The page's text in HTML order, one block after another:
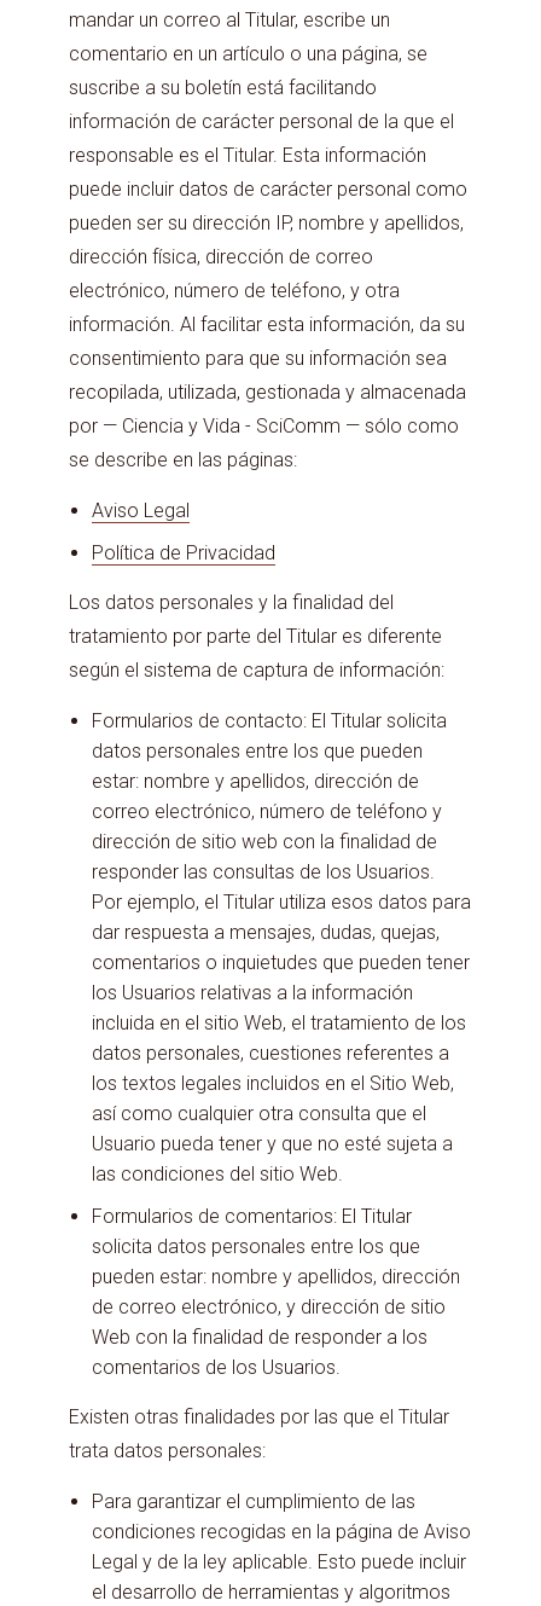
mandar un correo al Titular, escribe un
comentario en un artículo o una página, se
suscribe a su boletín está facilitando
información de carácter personal de la que el
responsable es el Titular. Esta información
puede incluir datos de carácter personal como
pueden ser su dirección IP, nombre y apellidos,
dirección física, dirección de correo
electrónico, número de teléfono, y otra
información. Al facilitar esta información, da su
consentimiento para que su información sea
recopilada, utilizada, gestionada y almacenada
por — Ciencia y Vida - SciComm — sólo como
se describe en las páginas:
Aviso Legal
Política de Privacidad
Los datos personales y la finalidad del
tratamiento por parte del Titular es diferente
según el sistema de captura de información:
Formularios de contacto: El Titular solicita
datos personales entre los que pueden
estar: nombre y apellidos, dirección de
correo electrónico, número de teléfono y
dirección de sitio web con la finalidad de
responder las consultas de los Usuarios.
Por ejemplo, el Titular utiliza esos datos para
dar respuesta a mensajes, dudas, quejas,
comentarios o inquietudes que pueden tener
los Usuarios relativas a la información
incluida en el sitio Web, el tratamiento de los
datos personales, cuestiones referentes a
los textos legales incluidos en el Sitio Web,
así como cualquier otra consulta que el
Usuario pueda tener y que no esté sujeta a
las condiciones del sitio Web.
Formularios de comentarios: El Titular
solicita datos personales entre los que
pueden estar: nombre y apellidos, dirección
de correo electrónico, y dirección de sitio
Web con la finalidad de responder a los
comentarios de los Usuarios.
Existen otras finalidades por las que el Titular
trata datos personales:
Para garantizar el cumplimiento de las
condiciones recogidas en la página de Aviso
Legal y de la ley aplicable. Esto puede incluir
el desarrollo de herramientas y algoritmos